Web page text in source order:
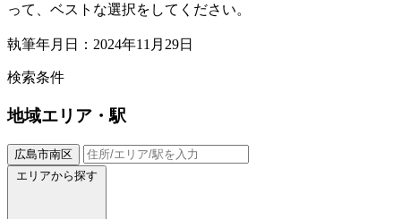
って、ベストな選択をしてください。
執筆年月日：2024年11月29日
検索条件
地域エリア・駅
広島市南区
エリアから探す